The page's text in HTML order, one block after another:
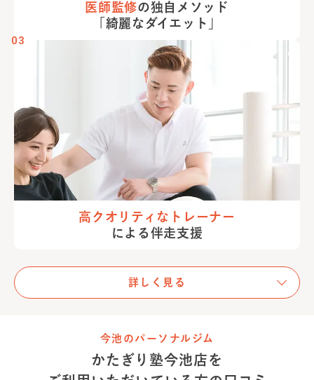
医師監修の独自メソッド
「綺麗なダイエット」
03
高クオリティな トレーナー
による伴走支援
詳しく見る
今池のパーソナルジム
かたぎり塾今池店 を